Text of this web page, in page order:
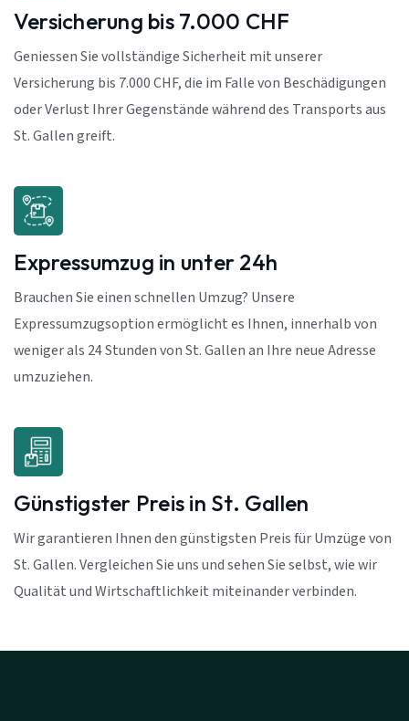
Versicherung bis 7.000 CHF
Geniessen Sie vollständige Sicherheit mit unserer
Versicherung bis 7.000 CHF, die im Falle von Beschädigungen
oder Verlust Ihrer Gegenstände während des Transports aus
St. Gallen greift.
Expressumzug in unter 24h
Brauchen Sie einen schnellen Umzug? Unsere
Expressumzugsoption ermöglicht es Ihnen, innerhalb von
weniger als 24 Stunden von St. Gallen an Ihre neue Adresse
umzuziehen.
Günstigster Preis in St. Gallen
Wir garantieren Ihnen den günstigsten Preis für Umzüge von
St. Gallen. Vergleichen Sie uns und sehen Sie selbst, wie wir
Qualität und Wirtschaftlichkeit miteinander verbinden.